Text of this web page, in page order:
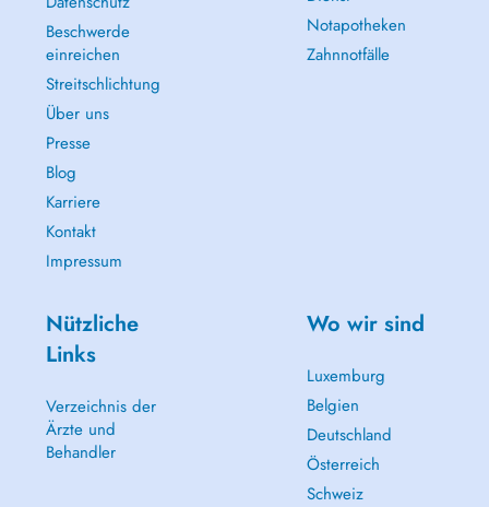
Röntgenbild auszukommen - ein klarer Vorteil für Sie als Patient.
Egal ob Neu- oder Stammpatient, Sie sind bei uns jederzeit herzlich
willkommen. Vereinbaren Sie einen Termin, für die Dentalhygiene
oder Wurzelbehandlungen, für kosmetische Zahnaufhellung oder alle
anderen zahnärztlichen Behandlungen - am besten per Telefon. Es
erwartet Sie ein kleines aber engagiertes Team von Fachangestellten
und Auszubildenden, die sich um all Ihre Belange kümmern.
Ich freue mich, Sie bald persönlich in meiner Praxis begrüssen zu
dürfen.
Beschwerde
einreichen
Streitschlichtung
Über uns
Presse
Blog
Karriere
Kontakt
Impressum
Notapotheken
Zahnnotfälle
Nützliche
Links
Verzeichnis der
Ärzte und
Behandler
Wo wir sind
Luxemburg
Belgien
Deutschland
Österreich
Schweiz